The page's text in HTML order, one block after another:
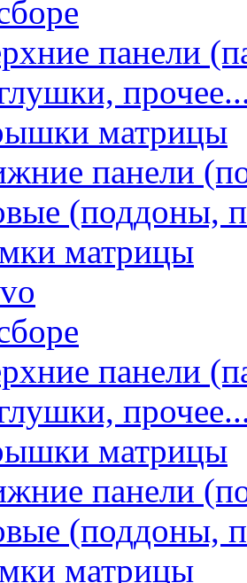
панели
матрицы
панели
(поддоны,
матрицы
панели
матрицы
панели
(поддоны,
матрицы